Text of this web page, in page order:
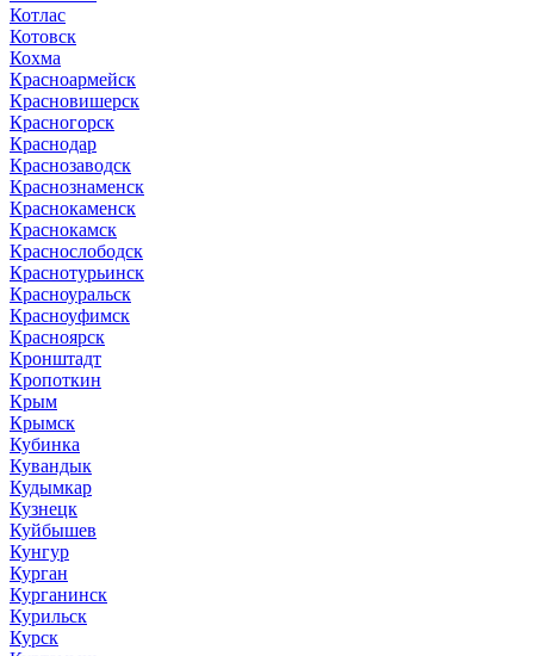
Котлас
Котовск
Кохма
Красноармейск
Красновишерск
Красногорск
Краснодар
Краснозаводск
Краснознаменск
Краснокаменск
Краснокамск
Краснослободск
Краснотурьинск
Красноуральск
Красноуфимск
Красноярск
Кронштадт
Кропоткин
Крым
Крымск
Кубинка
Кувандык
Кудымкар
Кузнецк
Куйбышев
Кунгур
Курган
Курганинск
Курильск
Курск